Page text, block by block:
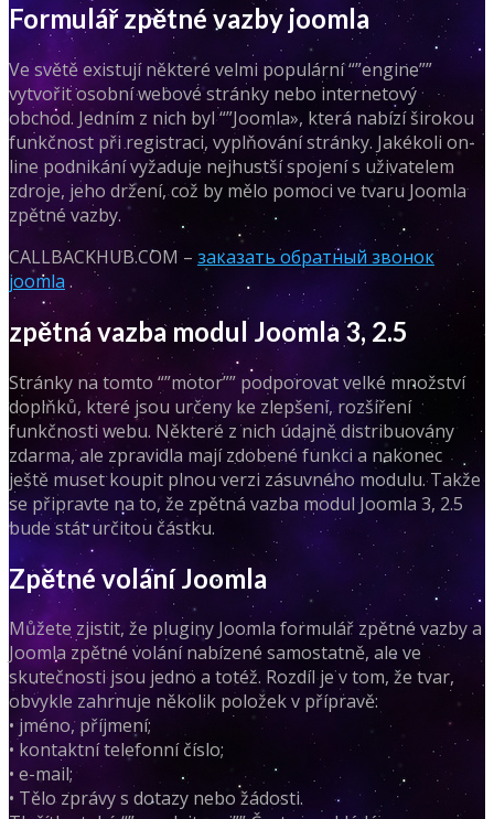
Formulář zpětné vazby joomla
Ve světě existují některé velmi populární “”engine””
vytvořit osobní webové stránky nebo internetový
obchod. Jedním z nich byl “”Joomla», která nabízí širokou
funkčnost při registraci, vyplňování stránky. Jakékoli on-
line podnikání vyžaduje nejhustší spojení s uživatelem
zdroje, jeho držení, což by mělo pomoci ve tvaru Joomla
zpětné vazby.
CALLBACKHUB.COM – заказать обратный звонок
joomla.
zpětná vazba modul Joomla 3, 2.5
Stránky na tomto “”motor”” podporovat velké množství
doplňků, které jsou určeny ke zlepšení, rozšíření
funkčnosti webu. Některé z nich údajně distribuovány
zdarma, ale zpravidla mají zdobené funkci a nakonec
ještě muset koupit plnou verzi zásuvného modulu. Takže
se připravte na to, že zpětná vazba modul Joomla 3, 2.5
bude stát určitou částku.
Zpětné volání Joomla
Můžete zjistit, že pluginy Joomla formulář zpětné vazby a
Joomla zpětné volání nabízené samostatně, ale ve
skutečnosti jsou jedno a totéž. Rozdíl je v tom, že tvar,
obvykle zahrnuje několik položek v přípravě:
• jméno, příjmení;
• kontaktní telefonní číslo;
• e-mail;
• Tělo zprávy s dotazy nebo žádosti.